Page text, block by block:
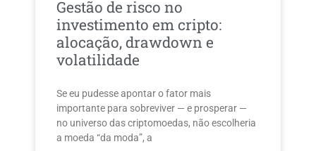
Gestão de risco no
investimento em cripto:
alocação, drawdown e
volatilidade
Se eu pudesse apontar o fator mais
importante para sobreviver — e prosperar —
no universo das criptomoedas, não escolheria
a moeda “da moda”, a